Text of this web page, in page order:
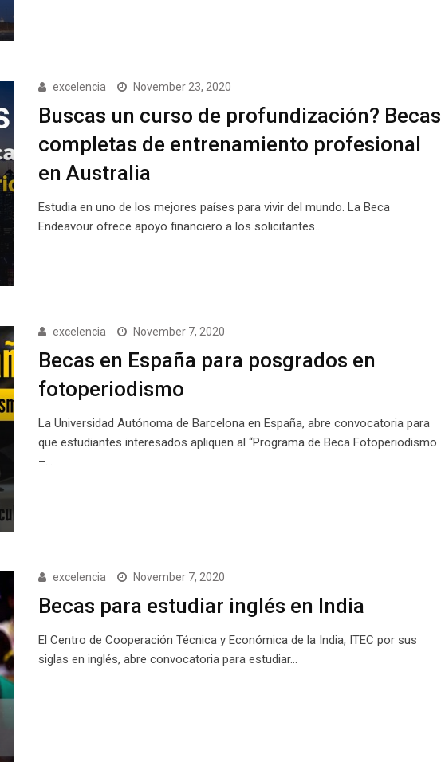
excelencia November 23, 2020
Buscas un curso de profundización? Becas
completas de entrenamiento profesional
en Australia
Estudia en uno de los mejores países para vivir del mundo. La Beca
Endeavour ofrece apoyo financiero a los solicitantes…
excelencia November 7, 2020
Becas en España para posgrados en
fotoperiodismo
La Universidad Autónoma de Barcelona en España, abre convocatoria para
que estudiantes interesados apliquen al “Programa de Beca Fotoperiodismo
–…
excelencia November 7, 2020
Becas para estudiar inglés en India
El Centro de Cooperación Técnica y Económica de la India, ITEC por sus
siglas en inglés, abre convocatoria para estudiar…